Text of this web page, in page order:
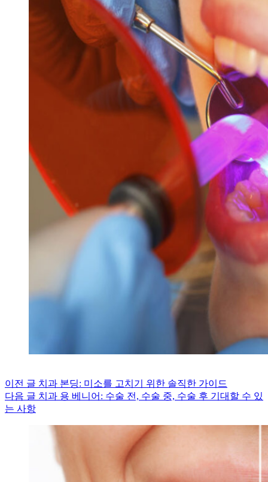
이전 글 치과 본딩: 미소를 고치기 위한 솔직한 가이드
다음 글 치과 용 베니어: 수술 전, 수술 중, 수술 후 기대할 수 있
는 사항